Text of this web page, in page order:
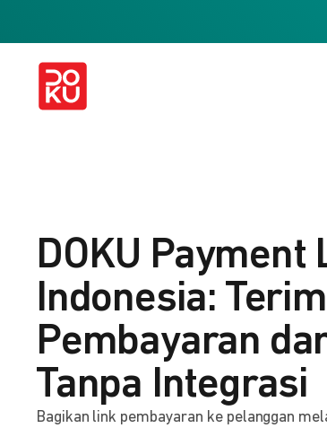
DOKU Payment
Indonesia:
Pembayaran
Tanpa Integrasi
Bagikan link pembayaran ke pelanggan